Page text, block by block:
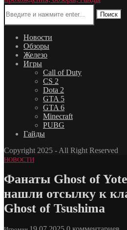
Поиск
Новости
Обзоры
Железо
Игры
Call of Duty
CS 2
Dota 2
GTA 5
GTA 6
Minecraft
PUBG
Гайды
Copyright 2025 - All Right Reserved
НОВОСТИ
Фанаты Ghost of
нашли отсылку к
Ghost of Tsushima